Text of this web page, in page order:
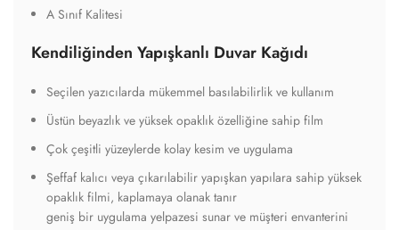
A Sınıf Kalitesi
Kendiliğinden Yapışkanlı Duvar Kağıdı
Seçilen yazıcılarda mükemmel basılabilirlik ve kullanım
Üstün beyazlık ve yüksek opaklık özelliğine sahip film
Çok çeşitli yüzeylerde kolay kesim ve uygulama
Şeffaf kalıcı veya çıkarılabilir yapışkan yapılara sahip yüksek
opaklık filmi, kaplamaya olanak tanır
geniş bir uygulama yelpazesi sunar ve müşteri envanterini